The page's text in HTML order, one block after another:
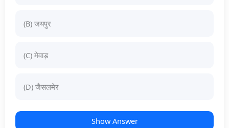
(B) जयपुर
(C) मेवाड़
(D) जैसलमेर
Show Answer